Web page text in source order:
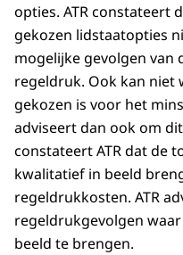
opties. ATR constateert
gekozen lidstaatopties
mogelijke gevolgen van
regeldruk. Ook kan niet
gekozen is voor het
adviseert dan ook om
constateert ATR dat de
kwalitatief in beeld
regeldrukkosten. ATR
regeldrukgevolgen
beeld te brengen.